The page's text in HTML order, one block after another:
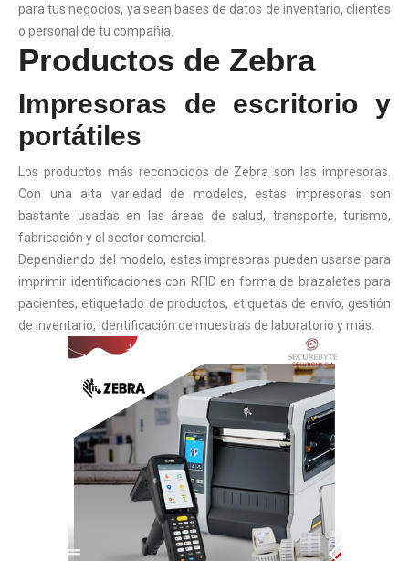
para tus negocios, ya sean bases de datos de inventario, clientes
o personal de tu compañía.
Productos de Zebra
Impresoras de escritorio y
portátiles
Los productos más reconocidos de Zebra son las impresoras.
Con una alta variedad de modelos, estas impresoras son
bastante usadas en las áreas de salud, transporte, turismo,
fabricación y el sector comercial.
Dependiendo del modelo, estas impresoras pueden usarse para
imprimir identificaciones con RFID en forma de brazaletes para
pacientes, etiquetado de productos, etiquetas de envío, gestión
de inventario, identificación de muestras de laboratorio y más.